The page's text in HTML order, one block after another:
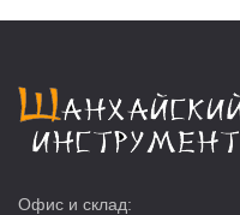
Офис и склад: